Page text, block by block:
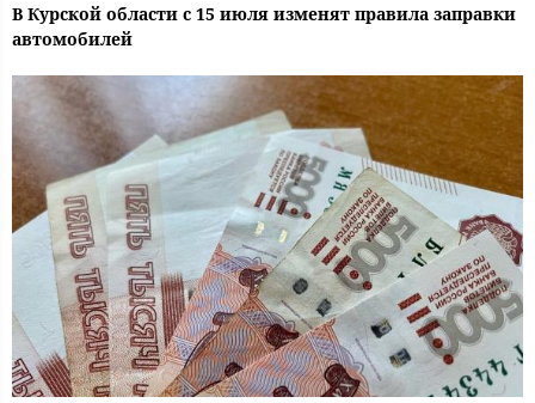
В Курской области с 15 июля изменят правила заправки
автомобилей